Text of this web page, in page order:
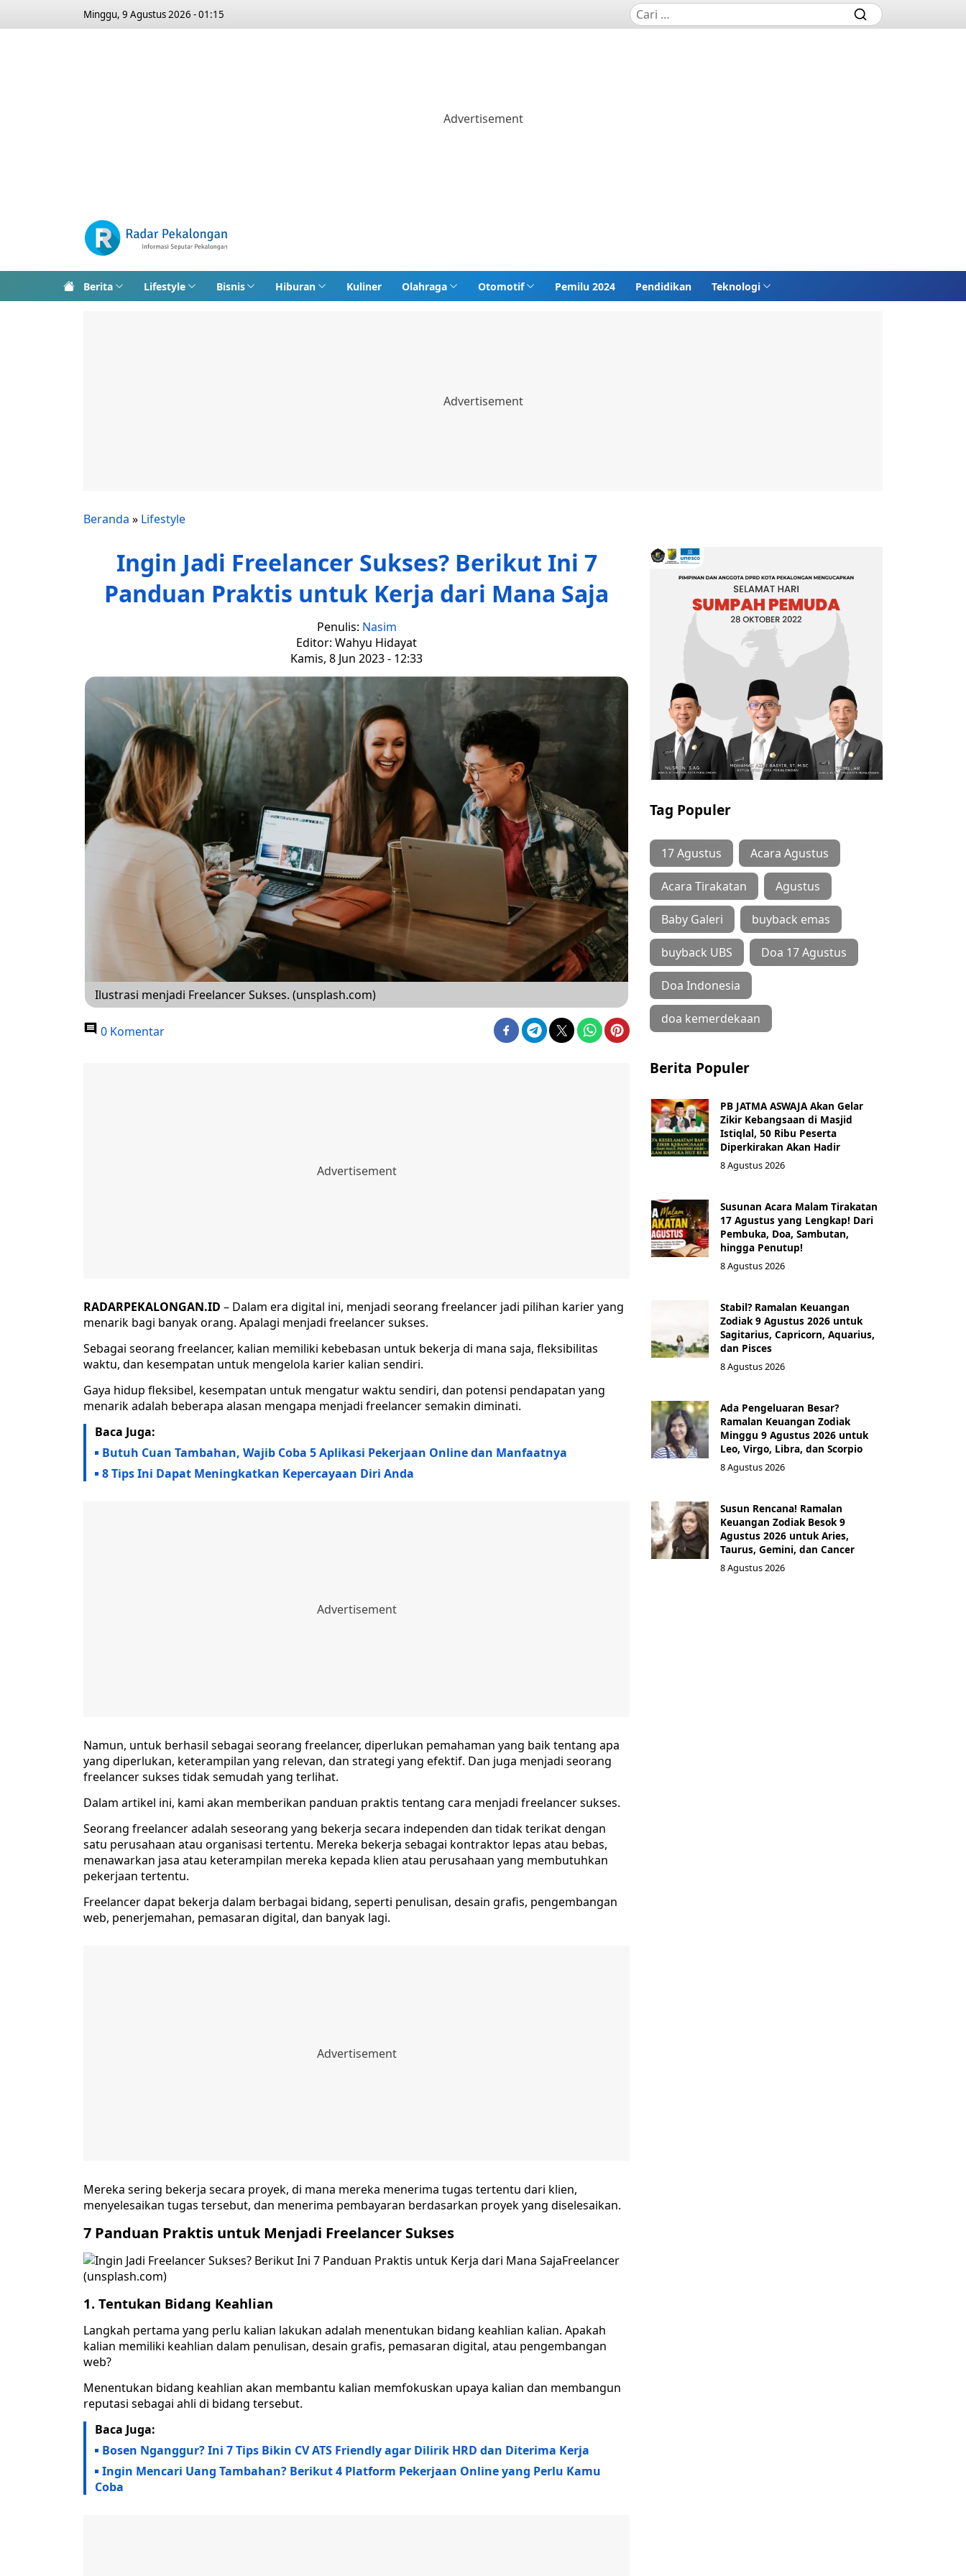
Minggu, 9 Agustus 2026 - 01:15
Berita Lifestyle Bisnis Hiburan Kuliner Olahraga Otomotif Pemilu 2024 Pendidikan Teknologi
Beranda » Lifestyle
Ingin Jadi Freelancer Sukses? Berikut Ini 7
Panduan Praktis untuk Kerja dari Mana Saja
Penulis: Nasim
Editor: Wahyu Hidayat
Kamis, 8 Jun 2023 - 12:33
Ilustrasi menjadi Freelancer Sukses. (unsplash.com)
0 Komentar
RADARPEKALONGAN.ID – Dalam era digital ini, menjadi seorang freelancer jadi pilihan karier yang
menarik bagi banyak orang. Apalagi menjadi freelancer sukses.
Sebagai seorang freelancer, kalian memiliki kebebasan untuk bekerja di mana saja, fleksibilitas
waktu, dan kesempatan untuk mengelola karier kalian sendiri.
Gaya hidup fleksibel, kesempatan untuk mengatur waktu sendiri, dan potensi pendapatan yang
menarik adalah beberapa alasan mengapa menjadi freelancer semakin diminati.
Baca Juga:
Butuh Cuan Tambahan, Wajib Coba 5 Aplikasi Pekerjaan Online dan Manfaatnya
8 Tips Ini Dapat Meningkatkan Kepercayaan Diri Anda
Namun, untuk berhasil sebagai seorang freelancer, diperlukan pemahaman yang baik tentang apa
yang diperlukan, keterampilan yang relevan, dan strategi yang efektif. Dan juga menjadi seorang
freelancer sukses tidak semudah yang terlihat.
Dalam artikel ini, kami akan memberikan panduan praktis tentang cara menjadi freelancer sukses.
Seorang freelancer adalah seseorang yang bekerja secara independen dan tidak terikat dengan
satu perusahaan atau organisasi tertentu. Mereka bekerja sebagai kontraktor lepas atau bebas,
menawarkan jasa atau keterampilan mereka kepada klien atau perusahaan yang membutuhkan
pekerjaan tertentu.
Freelancer dapat bekerja dalam berbagai bidang, seperti penulisan, desain grafis, pengembangan
web, penerjemahan, pemasaran digital, dan banyak lagi.
Mereka sering bekerja secara proyek, di mana mereka menerima tugas tertentu dari klien,
menyelesaikan tugas tersebut, dan menerima pembayaran berdasarkan proyek yang diselesaikan.
7 Panduan Praktis untuk Menjadi Freelancer Sukses
Freelancer
(unsplash.com)
1. Tentukan Bidang Keahlian
Langkah pertama yang perlu kalian lakukan adalah menentukan bidang keahlian kalian. Apakah
kalian memiliki keahlian dalam penulisan, desain grafis, pemasaran digital, atau pengembangan
web?
Menentukan bidang keahlian akan membantu kalian memfokuskan upaya kalian dan membangun
reputasi sebagai ahli di bidang tersebut.
Baca Juga:
Bosen Nganggur? Ini 7 Tips Bikin CV ATS Friendly agar Dilirik HRD dan Diterima Kerja
Ingin Mencari Uang Tambahan? Berikut 4 Platform Pekerjaan Online yang Perlu Kamu
Coba
Tag Populer
17 Agustus Acara Agustus
Acara Tirakatan Agustus
Baby Galeri buyback emas
buyback UBS Doa 17 Agustus
Doa Indonesia
doa kemerdekaan
Berita Populer
PB JATMA ASWAJA Akan Gelar
Zikir Kebangsaan di Masjid
Istiqlal, 50 Ribu Peserta
Diperkirakan Akan Hadir
8 Agustus 2026
Susunan Acara Malam Tirakatan
17 Agustus yang Lengkap! Dari
Pembuka, Doa, Sambutan,
hingga Penutup!
8 Agustus 2026
Stabil? Ramalan Keuangan
Zodiak 9 Agustus 2026 untuk
Sagitarius, Capricorn, Aquarius,
dan Pisces
8 Agustus 2026
Ada Pengeluaran Besar?
Ramalan Keuangan Zodiak
Minggu 9 Agustus 2026 untuk
Leo, Virgo, Libra, dan Scorpio
8 Agustus 2026
Susun Rencana! Ramalan
Keuangan Zodiak Besok 9
Agustus 2026 untuk Aries,
Taurus, Gemini, dan Cancer
8 Agustus 2026